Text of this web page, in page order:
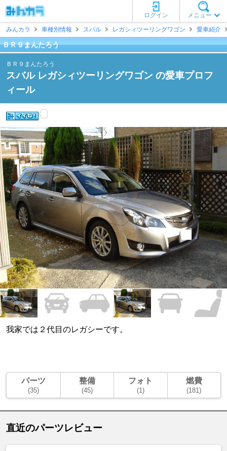
メニュー
ログイン
みんカラ
車種別情報 スバル レガシィツーリングワゴン 愛車紹介
ＢＲ９まんたろう
ＢＲ９まんたろう
スバル レガシィツーリングワゴン の愛車プロフ
ィール
我家では２代目のレガシーです。
パーツ
(35)
整備
(45)
フォト
(1)
燃費
(181)
直近のパーツレビュー